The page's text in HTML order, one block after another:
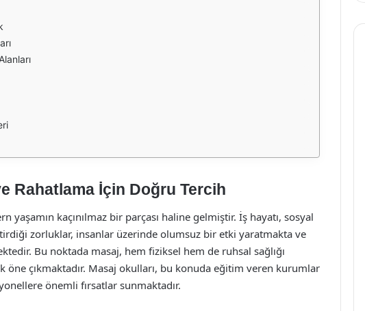
Rahatlama İçin Doğru Tercih
yaşamın kaçınılmaz bir parçası haline gelmiştir. İş hayatı, sosyal
zorluklar, insanlar üzerinde olumsuz bir etki yaratmakta ve
Bu noktada masaj, hem fiziksel hem de ruhsal sağlığı
çıkmaktadır. Masaj okulları, bu konuda eğitim veren kurumlar
önemli fırsatlar sunmaktadır.